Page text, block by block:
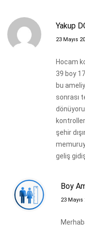
Yakup
23 Mayıs
Hocam
39 boy
bu
sonrası
şehir
geliş
Boy
23 Mayıs